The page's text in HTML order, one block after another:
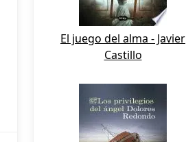
El juego del alma - Javier
Castillo